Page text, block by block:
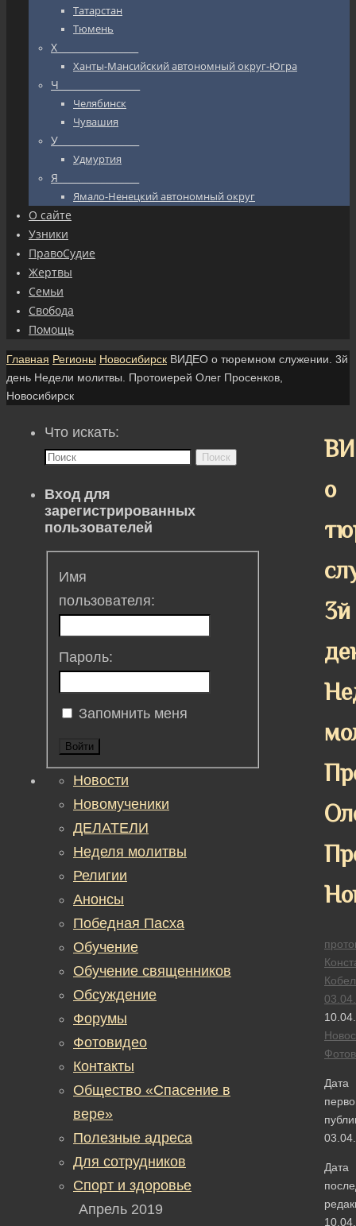
Татарстан
Тюмень
Х_________________
Ханты-Мансийский автономный округ-Югра
Ч_________________
Челябинск
Чувашия
У_________________
Удмуртия
Я_________________
Ямало-Ненецкий автономный округ
О сайте
Узники
ПравоСудие
Жертвы
Семьи
Свобода
Помощь
Главная Регионы Новосибирск ВИДЕО о тюремном служении. 3й
день Недели молитвы. Протоиерей Олег Просенков,
Новосибирск
о
3й
Дата
Дата
Что искать:
Поиск
Вход для
зарегистрированных
пользователей
Имя
пользователя:
Пароль:
Запомнить меня
Войти
Новости
Новомученики
ДЕЛАТЕЛИ
Неделя молитвы
Религии
Анонсы
Победная Пасха
Обучение
Обучение священников
Обсуждение
Форумы
Фотовидео
Контакты
Общество «Спасение в
вере»
Полезные адреса
Для сотрудников
Спорт и здоровье
Апрель 2019